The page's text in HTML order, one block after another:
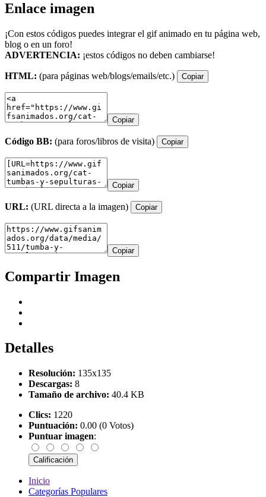
Enlace imagen
¡Con estos códigos puedes integrar el gif animado en tu página web,
blog o en un foro!
ADVERTENCIA: ¡estos códigos no deben cambiarse!
HTML: (para páginas web/blogs/emails/etc.) Copiar
Copiar
Código BB: (para foros/libros de visita) Copiar
Copiar
URL: (URL directa a la imagen) Copiar
Copiar
Compartir Imagen
Detalles
Resolución: 135x135
Descargas: 8
Tamaño de archivo: 40.4 KB
Clics: 1220
Puntuación: 0.00 (0 Votos)
Puntuar imagen:
Inicio
Categorías Populares